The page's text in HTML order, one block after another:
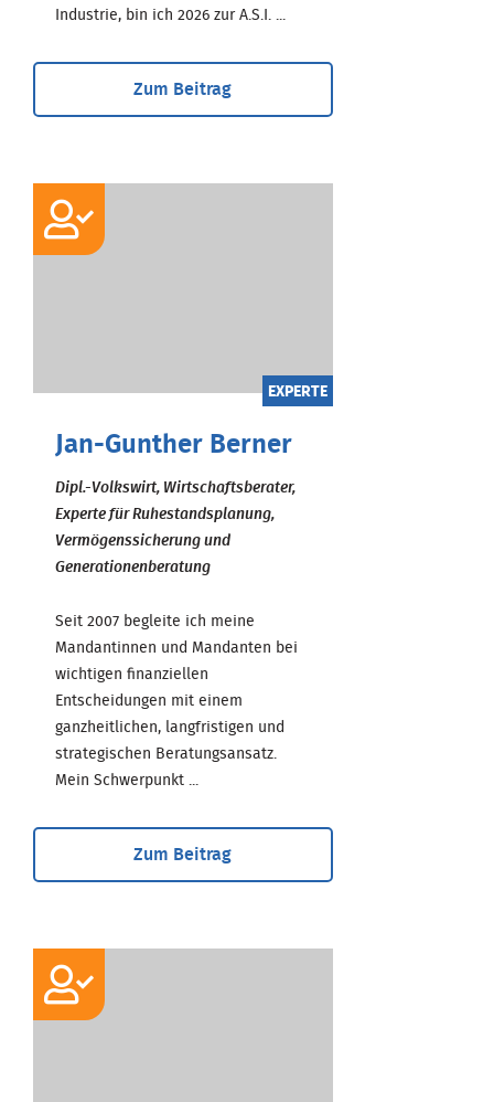
Industrie, bin ich 2026 zur A.S.I. ...
Zum Beitrag
EXPERTE
Jan-Gunther Berner
Dipl.-Volkswirt, Wirtschaftsberater,
Experte für Ruhestandsplanung,
Vermögenssicherung und
Generationenberatung
Seit 2007 begleite ich meine
Mandantinnen und Mandanten bei
wichtigen finanziellen
Entscheidungen mit einem
ganzheitlichen, langfristigen und
strategischen Beratungsansatz.
Mein Schwerpunkt ...
Zum Beitrag